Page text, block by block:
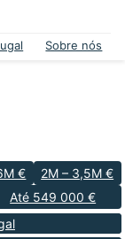
Sobre nós
€
2M – 3,5M €
Até 549 000 €